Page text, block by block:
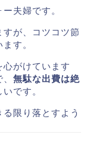
夫婦です。
が、コツコツ節
す。
がけています
無駄な出費は絶
です。
限り落とすよう